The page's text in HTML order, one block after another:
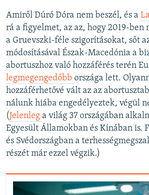
Amiről Dúró Dóra nem beszél, és a
rá a figyelmet, az az, hogy 2019-ben
a Gruevszki-féle szigorításokat, sőt
módosításával Észak-Macedónia a
abortuszhoz való hozzáférés terén
legmegengedőbb országa lett.
hozzáférhetővé vált az az
nálunk hiába engedélyeztek, végül
( Jelenleg a világ 37 országában
Egyesült Államokban és Kínában is.
és Svédországban a
részét már ezzel végzik.)